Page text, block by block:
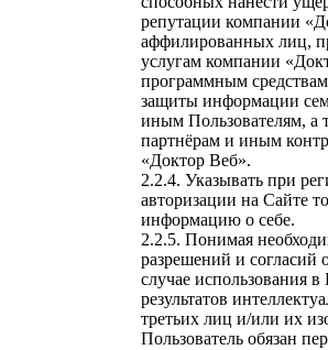
репутации компании
аффилированных лиц,
услугам компании
программным
защиты информации
иным Пользователям, а
партнёрам и иным
«Доктор Веб».
Указывать при
авторизации на Сайте
информацию о себе.
Понимая
разрешений и согласий
случае использования
результатов
третьих лиц и/или их
Пользователь обязан